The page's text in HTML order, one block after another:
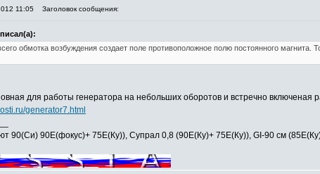
11:05 Заголовок сообщения:
обмотка возбуждения создает поле противоположное полю постоянного
для работы генератора на небольших оборотов и встречно
generator7.html
90(Си) 90Е(фокус)+ 75Е(Ку)), Супрал 0,8 (90Е(Ку)+ 75Е(Ку)), GI-90 см